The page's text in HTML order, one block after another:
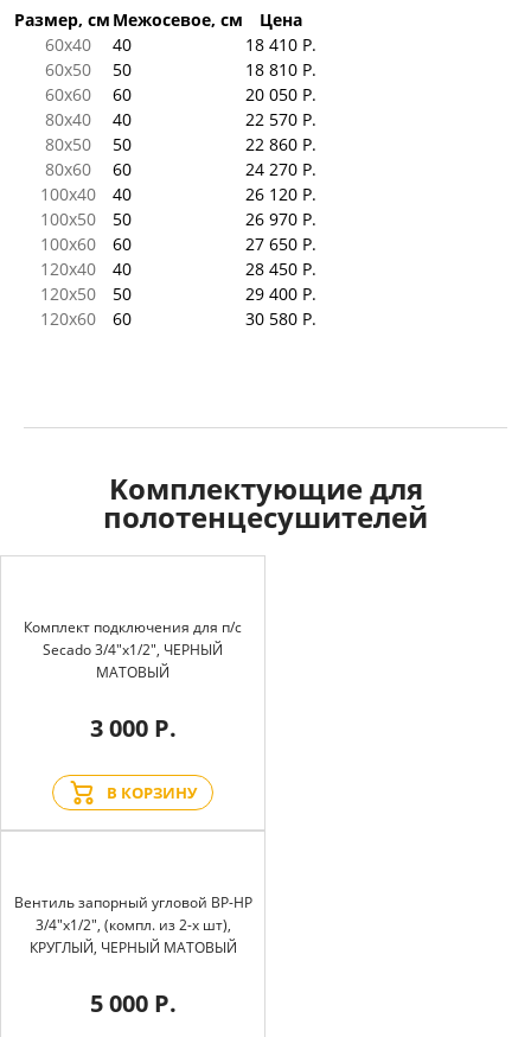
Размер, см Межосевое, см
Цена
60x40
40
18 410 Р.
60x50
50
18 810 Р.
60x60
60
20 050 Р.
80x40
40
22 570 Р.
80x50
50
22 860 Р.
80x60
60
24 270 Р.
100x40
40
26 120 Р.
100x50
50
26 970 Р.
100x60
60
27 650 Р.
120x40
40
28 450 Р.
120x50
50
29 400 Р.
120x60
60 30 580 Р.
Kомплектующие для
полотенцесушителей
Комплект подключения для п/с
Secado 3/4"x1/2", ЧЕРНЫЙ
МАТОВЫЙ
3 000 Р.
В КОРЗИНУ
Вентиль запорный угловой BP-HP
3/4"х1/2", (компл. из 2-х шт),
КРУГЛЫЙ, ЧЕРНЫЙ МАТОВЫЙ
5 000 Р.